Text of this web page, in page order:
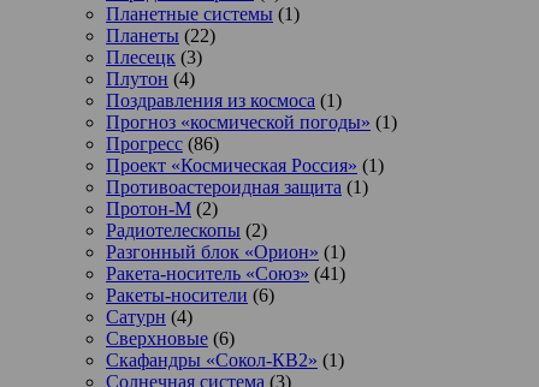
Планетные системы (1)
Планеты (22)
Плесецк (3)
Плутон (4)
Поздравления из космоса (1)
Прогноз «космической погоды» (1)
Прогресс (86)
Проект «Космическая Россия» (1)
Противоастероидная защита (1)
Протон-М (2)
Радиотелескопы (2)
Разгонный блок «Орион» (1)
Ракета-носитель «Союз» (41)
Ракеты-носители (6)
Сатурн (4)
Сверхновые (6)
Скафандры «Сокол-КВ2» (1)
Солнечная система (3)